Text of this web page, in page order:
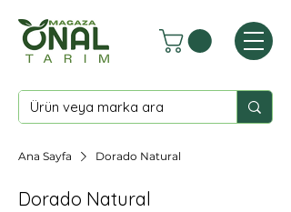
Ana Sayfa Dorado Natural
Dorado Natural